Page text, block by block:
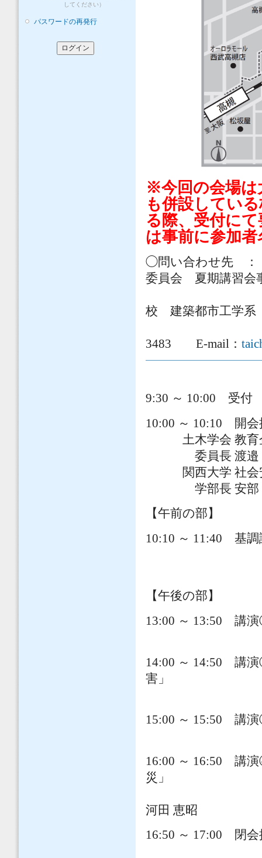
してください）
パスワードの再発行
※今回の会場は
も併設してい
る際、受付に
は事前に参加
◯問い合わせ先 ：
委員会 夏期講習会
校 建築都市工学系
3483 E-mail：
9:30 ～ 10:00 受付
10:00 ～ 10:10 開会
土木学会 教育企
委員長 渡邉 隆 (
関西大学 社会
学部長 安部 誠
【午前の部】
10:10 ～ 11:40 基
【午後の部】
13:00 ～ 13:50 講
14:00 ～ 14:50 講
害」
15:00 ～ 15:50 講
16:00 ～ 16:50 講
災」
河田 恵昭
16:50 ～ 17:00 閉会